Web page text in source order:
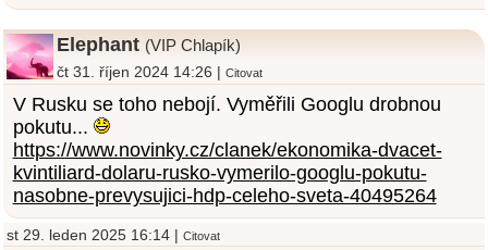
Elephant (VIP Chlapík)
čt 31. říjen 2024 14:26 |Citovat
V Rusku se toho nebojí. Vyměřili Googlu drobnou
pokutu...
https://www.novinky.cz/clanek/ekonomika-dvacet-
kvintiliard-dolaru-rusko-vymerilo-googlu-pokutu-
nasobne-prevysujici-hdp-celeho-sveta-40495264
st 29. leden 2025 16:14 | Citovat